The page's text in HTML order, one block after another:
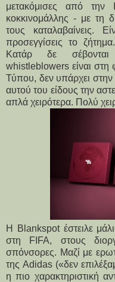
μετακόμισες από την
κοκκινομάλλης - με τη
τους καταλαβαίνεις.
προσεγγίσεις το
Κατάρ δε
whistleblowers είναι στη
Τύπου, δεν υπάρχει στην
αυτού του είδους την
απλά χειρότερα. Πολύ
Η Blankspot έστειλε
στη FIFA, στους
σπόνσορες. Μαζί με
της Adidas («δεν
η πιο χαρακτηριστική